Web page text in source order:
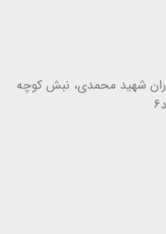
شهید محمدی، نبش کوچه